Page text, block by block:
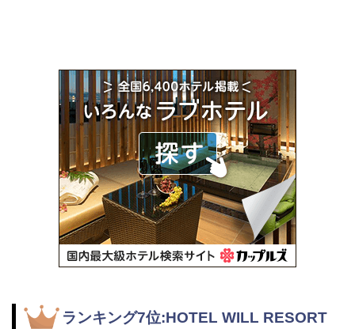
ランキング7位:HOTEL WILL RESORT